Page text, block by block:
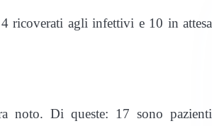
ricoverati agli infettivi e 10 in attesa
noto. Di queste: 17 sono pazienti